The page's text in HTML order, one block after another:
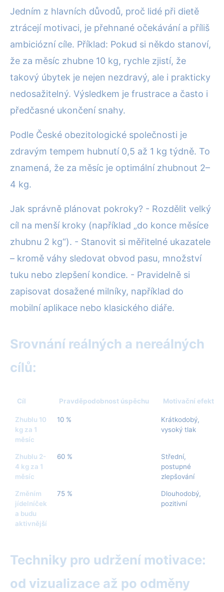
Jedním z hlavních důvodů, proč lidé při dietě
ztrácejí motivaci, je přehnané očekávání a příliš
ambiciózní cíle. Příklad: Pokud si někdo stanoví,
že za měsíc zhubne 10 kg, rychle zjistí, že
takový úbytek je nejen nezdravý, ale i prakticky
nedosažitelný. Výsledkem je frustrace a často i
předčasné ukončení snahy.
Podle České obezitologické společnosti je
zdravým tempem hubnutí 0,5 až 1 kg týdně. To
znamená, že za měsíc je optimální zhubnout 2–
4 kg.
Jak správně plánovat pokroky? - Rozdělit velký
cíl na menší kroky (například „do konce měsíce
zhubnu 2 kg“). - Stanovit si měřitelné ukazatele
– kromě váhy sledovat obvod pasu, množství
tuku nebo zlepšení kondice. - Pravidelně si
zapisovat dosažené milníky, například do
mobilní aplikace nebo klasického diáře.
Srovnání reálných a nereálných
cílů:
Cíl Pravděpodobnost úspěchu Motivační efekt
Zhublu 10
kg za 1
měsíc
10 %
Krátkodobý,
vysoký tlak
Zhublu 2-
4 kg za 1
měsíc
60 %
Střední,
postupné
zlepšování
Změním
jídelníček
a budu
aktivnější
75 %
Dlouhodobý,
pozitivní
Techniky pro udržení motivace:
od vizualizace až po odměny